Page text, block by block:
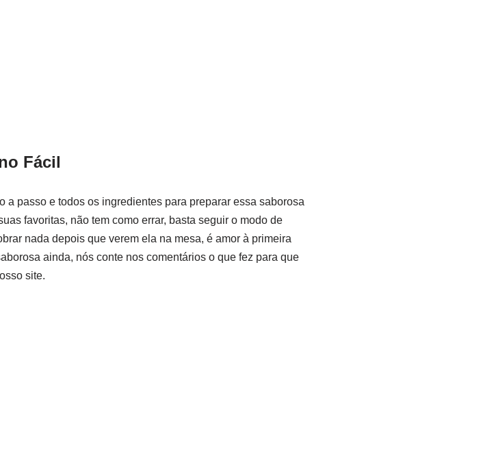
Fácil
a passo e todos os ingredientes para preparar essa saborosa
favoritas, não tem como errar, basta seguir o modo de
nada depois que verem ela na mesa, é amor à primeira
ainda, nós conte nos comentários o que fez para que
site.